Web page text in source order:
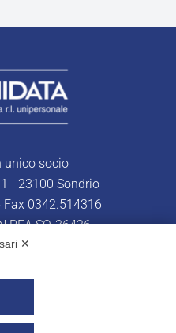
unico socio
- 23100 Sondrio
Fax 0342.514316
SO-36426
✕